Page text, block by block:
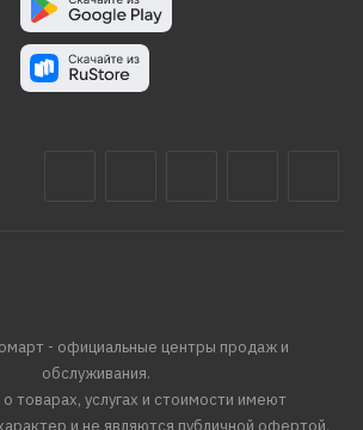
- официальные центры продаж и
обслуживания.
товарах, услугах и стоимости имеют
и не являются публичной офертой,